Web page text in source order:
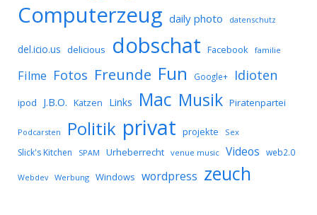
Computerzeug daily photo datenschutz
del.icio.us delicious dobschat Facebook familie
Filme Fotos Freunde Fun Google+ Idioten
ipod J.B.O. Katzen Links Mac Musik Piratenpartei
Podcarsten Politik privat projekte Sex
Slick's Kitchen SPAM Urheberrecht venue music Videos web2.0
Webdev Werbung Windows wordpress zeuch